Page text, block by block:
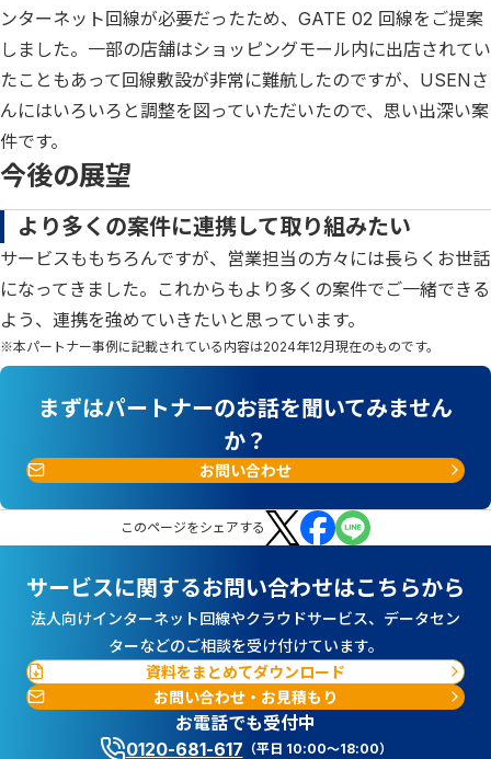
ンターネット回線が必要だったため、GATE 02 回線をご提案
しました。一部の店舗はショッピングモール内に出店されてい
たこともあって回線敷設が非常に難航したのですが、USENさ
んにはいろいろと調整を図っていただいたので、思い出深い案
件です。
今後の展望
より多くの案件に連携して取り組みたい
サービスももちろんですが、営業担当の方々には長らくお世話
になってきました。これからもより多くの案件でご一緒できる
よう、連携を強めていきたいと思っています。
※本パートナー事例に記載されている内容は2024年12月現在のものです。
まずはパートナーのお話を聞いてみません
か？
お問い合わせ
このページをシェアする
サービスに関するお問い合わせはこちらから
法人向けインターネット回線やクラウドサービス、データセン
ターなどのご相談を受け付けています。
資料をまとめてダウンロード
お問い合わせ・お見積もり
お電話でも受付中
0120-681-617 （平日 10:00～18:00）